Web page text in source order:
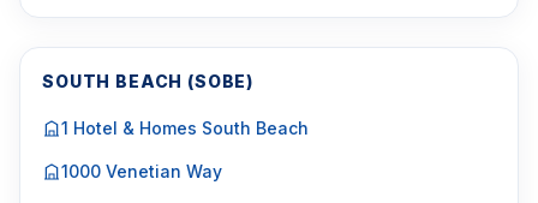
SOUTH BEACH (SOBE)
1 Hotel & Homes South Beach
1000 Venetian Way